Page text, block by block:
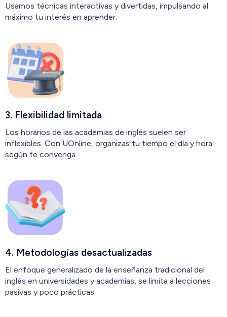
Usamos técnicas interactivas y divertidas, impulsando al
máximo tu interés en aprender.
3. Flexibilidad limitada
Los horarios de las academias de inglés suelen ser
inflexibles. Con UOnline, organizas tu tiempo el día y hora
según te convenga.
4. Metodologías desactualizadas
El enfoque generalizado de la enseñanza tradicional del
inglés en universidades y academias, se limita a lecciones
pasivas y poco prácticas.